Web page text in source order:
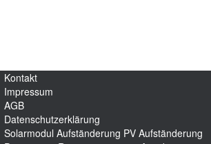
Kontakt
Impressum
AGB
Datenschutzerklärung
Solarmodul Aufständerung PV Aufständerung